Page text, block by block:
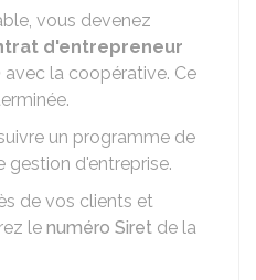
vous devenez
d'entrepreneur
avec la coopérative. Ce
un programme de
gestion d'entreprise.
de vos clients et
le numéro Siret de la